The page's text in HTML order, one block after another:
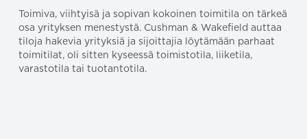
Toimiva, viihtyisä ja sopivan kokoinen toimitila on tärkeä
osa yrityksen menestystä. Cushman & Wakefield auttaa
tiloja hakevia yrityksiä ja sijoittajia löytämään parhaat
toimitilat, oli sitten kyseessä toimistotila, liiketila,
varastotila tai tuotantotila.